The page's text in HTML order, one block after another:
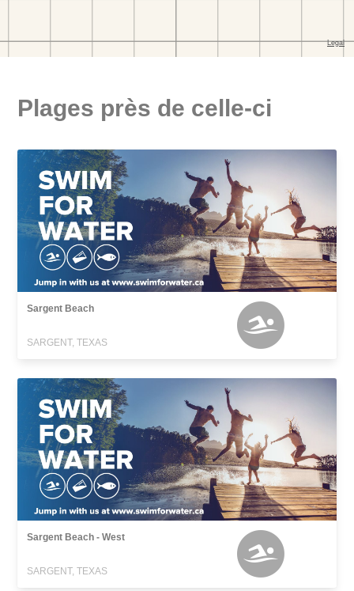
Plages près de celle-ci
Sargent Beach
SARGENT, TEXAS
Sargent Beach - West
SARGENT, TEXAS